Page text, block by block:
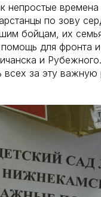
непростые
по зову
бойцам, их
помощь для фронта
и
всех за эту важную